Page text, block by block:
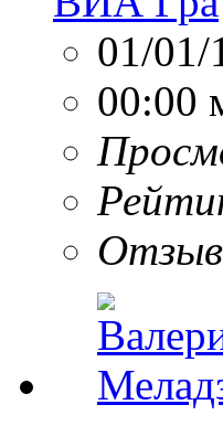
01/01/
00:00